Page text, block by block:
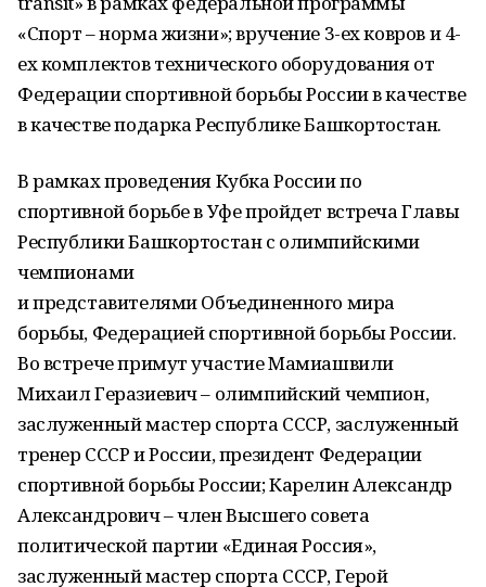
«Спорт – норма жизни»; вручение 3-ех ковров и 4-
ех комплектов технического оборудования от
Федерации спортивной борьбы России в качестве
в качестве подарка Республике Башкортостан.
В рамках проведения Кубка России по
спортивной борьбе в Уфе пройдет встреча Главы
Республики Башкортостан с олимпийскими
чемпионами
и представителями Объединенного мира
борьбы, Федерацией спортивной борьбы России.
Во встрече примут участие Мамиашвили
Михаил Геразиевич – олимпийский чемпион,
заслуженный мастер спорта СССР, заслуженный
тренер СССР и России, президент Федерации
спортивной борьбы России; Карелин Александр
Александрович – член Высшего совета
политической партии «Единая Россия»,
заслуженный мастер спорта СССР, Герой